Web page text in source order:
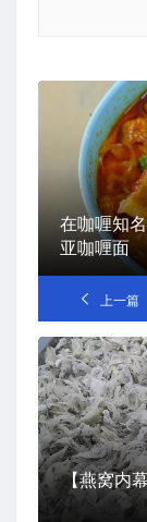
在咖喱知
亚咖喱面
上一篇
【燕窝内